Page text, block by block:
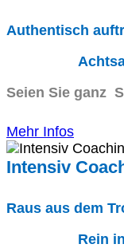
Authentisch
Seien Sie ganz
Mehr Infos
Intensiv
Raus aus dem
Rein